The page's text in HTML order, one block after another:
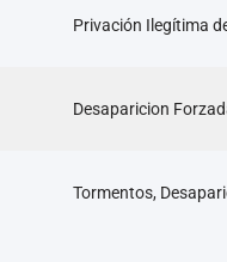
Privación Ilegítima
Desaparicion
Tormentos,